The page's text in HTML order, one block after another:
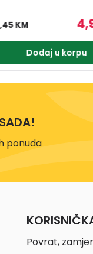
KM
Dodaj u korpu
ponuda
Povrat,